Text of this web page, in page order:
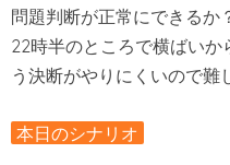
問題判断が正常にできるか
22時半のところで横ばい
う決断がやりにくいので難
本日のシナリオ